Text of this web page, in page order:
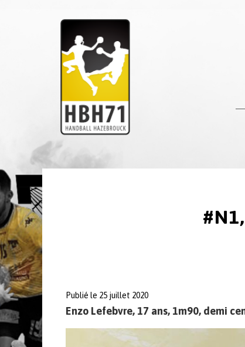
Publié le 25 juillet 2020
Enzo Lefebvre, 17 ans, 1m90, demi